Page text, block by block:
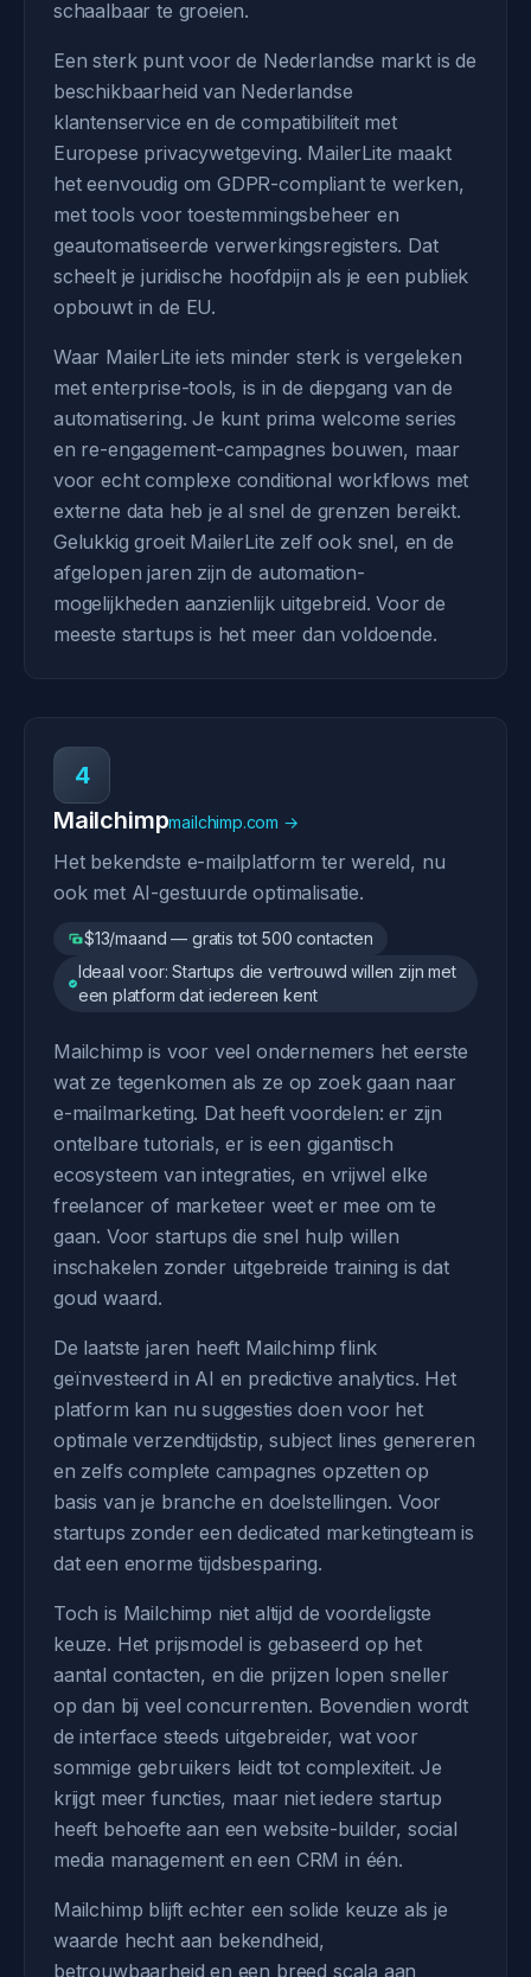
schaalbaar te groeien.
Een sterk punt voor de Nederlandse markt is de
beschikbaarheid van Nederlandse
klantenservice en de compatibiliteit met
Europese privacywetgeving. MailerLite maakt
het eenvoudig om GDPR-compliant te werken,
met tools voor toestemmingsbeheer en
geautomatiseerde verwerkingsregisters. Dat
scheelt je juridische hoofdpijn als je een publiek
opbouwt in de EU.
Waar MailerLite iets minder sterk is vergeleken
met enterprise-tools, is in de diepgang van de
automatisering. Je kunt prima welcome series
en re-engagement-campagnes bouwen, maar
voor echt complexe conditional workflows met
externe data heb je al snel de grenzen bereikt.
Gelukkig groeit MailerLite zelf ook snel, en de
afgelopen jaren zijn de automation-
mogelijkheden aanzienlijk uitgebreid. Voor de
meeste startups is het meer dan voldoende.
4
Mailchimpmailchimp.com →
Het bekendste e-mailplatform ter wereld, nu
ook met AI-gestuurde optimalisatie.
$13/maand — gratis tot 500 contacten
Ideaal voor: Startups die vertrouwd willen zijn met
een platform dat iedereen kent
Mailchimp is voor veel ondernemers het eerste
wat ze tegenkomen als ze op zoek gaan naar
e-mailmarketing. Dat heeft voordelen: er zijn
ontelbare tutorials, er is een gigantisch
ecosysteem van integraties, en vrijwel elke
freelancer of marketeer weet er mee om te
gaan. Voor startups die snel hulp willen
inschakelen zonder uitgebreide training is dat
goud waard.
De laatste jaren heeft Mailchimp flink
geïnvesteerd in AI en predictive analytics. Het
platform kan nu suggesties doen voor het
optimale verzendtijdstip, subject lines genereren
en zelfs complete campagnes opzetten op
basis van je branche en doelstellingen. Voor
startups zonder een dedicated marketingteam is
dat een enorme tijdsbesparing.
Toch is Mailchimp niet altijd de voordeligste
keuze. Het prijsmodel is gebaseerd op het
aantal contacten, en die prijzen lopen sneller
op dan bij veel concurrenten. Bovendien wordt
de interface steeds uitgebreider, wat voor
sommige gebruikers leidt tot complexiteit. Je
krijgt meer functies, maar niet iedere startup
heeft behoefte aan een website-builder, social
media management en een CRM in één.
Mailchimp blijft echter een solide keuze als je
waarde hecht aan bekendheid,
betrouwbaarheid en een breed scala aan